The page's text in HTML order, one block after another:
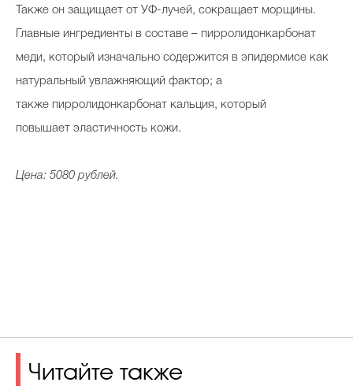
Также он защищает от УФ-лучей, сокращает морщины.
Главные ингредиенты в составе – пирролидонкарбонат
меди, который изначально содержится в эпидермисе как
натуральный увлажняющий фактор; а
также пирролидонкарбонат кальция, который
повышает эластичность кожи.
Цена: 5080 рублей.
Читайте также